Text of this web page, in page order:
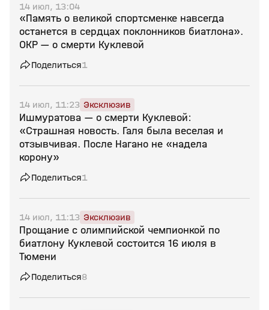
14 июл, 13:04
«Память о великой спортсменке навсегда
останется в сердцах поклонников биатлона».
ОКР — о смерти Куклевой
Поделиться1
14 июл, 11:23 Эксклюзив
Ишмуратова — о смерти Куклевой:
«Страшная новость. Галя была веселая и
отзывчивая. После Нагано не «надела
корону»
Поделиться1
14 июл, 11:13 Эксклюзив
Прощание с олимпийской чемпионкой по
биатлону Куклевой состоится 16 июля в
Тюмени
Поделиться8